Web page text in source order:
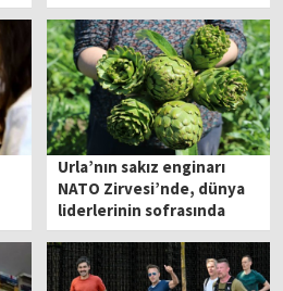
Urla’nın sakız enginarı
NATO Zirvesi’nde, dünya
liderlerinin sofrasında